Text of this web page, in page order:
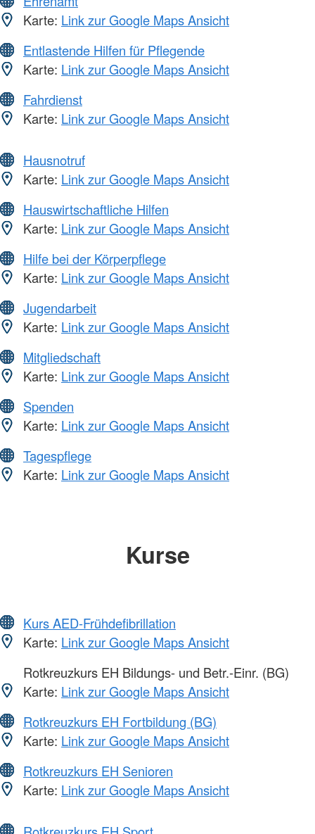
Karte: Link zur Google Maps Ansicht
Entlastende Hilfen für Pflegende
Karte: Link zur Google Maps Ansicht
Fahrdienst
Karte: Link zur Google Maps Ansicht
Hausnotruf
Karte: Link zur Google Maps Ansicht
Hauswirtschaftliche Hilfen
Karte: Link zur Google Maps Ansicht
Hilfe bei der Körperpflege
Karte: Link zur Google Maps Ansicht
Jugendarbeit
Karte: Link zur Google Maps Ansicht
Mitgliedschaft
Karte: Link zur Google Maps Ansicht
Spenden
Karte: Link zur Google Maps Ansicht
Tagespflege
Karte: Link zur Google Maps Ansicht
Kurse
Kurs AED-Frühdefibrillation
Karte: Link zur Google Maps Ansicht
Rotkreuzkurs EH Bildungs- und Betr.-Einr. (BG)
Karte: Link zur Google Maps Ansicht
Rotkreuzkurs EH Fortbildung (BG)
Karte: Link zur Google Maps Ansicht
Rotkreuzkurs EH Senioren
Karte: Link zur Google Maps Ansicht